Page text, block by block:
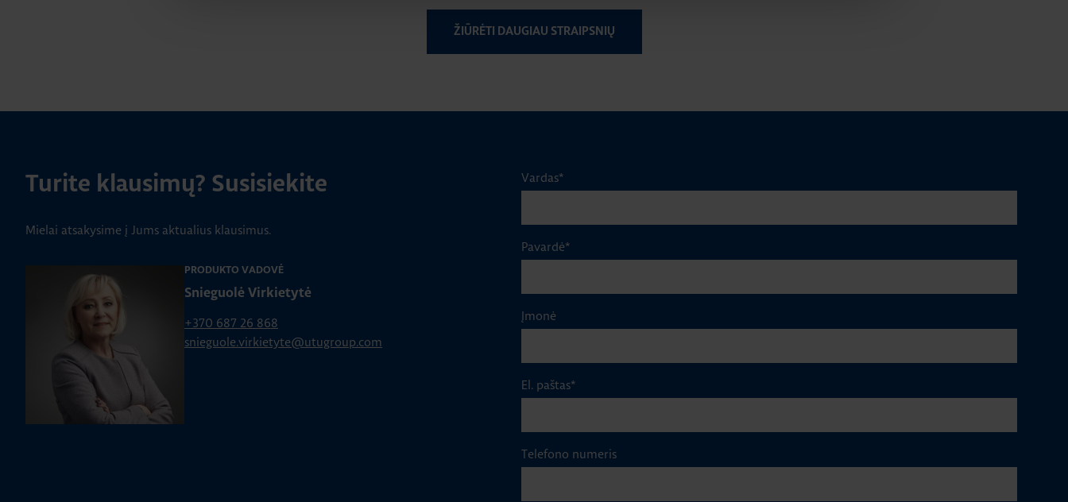
ŽIŪRĖTI DAUGIAU STRAIPSNIŲ
Turite klausimų? Susisiekite
Mielai atsakysime į Jums aktualius klausimus.
PRODUKTO VADOVĖ
Snieguolė Virkietytė
+370 687 26 868
snieguole.virkietyte@utugroup.com
Vardas*
Pavardė*
Įmonė
El. paštas*
Telefono numeris